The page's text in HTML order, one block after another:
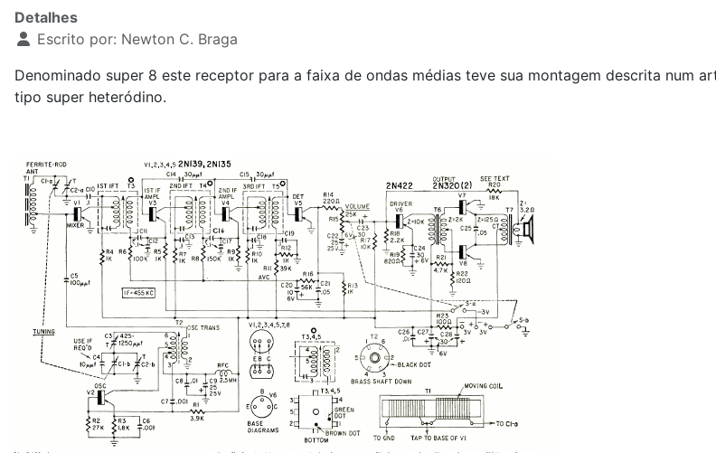
Detalhes
Escrito por: Newton C. Braga
Denominado super 8 este receptor para a faixa de ondas médias teve sua montagem descrita num
tipo super heteródino.